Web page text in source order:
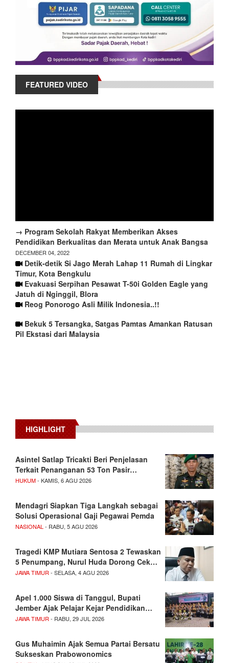
FEATURED VIDEO
→ Program Sekolah Rakyat Memberikan Akses
Pendidikan Berkualitas dan Merata untuk Anak Bangsa
DECEMBER 04, 2022
Detik-detik Si Jago Merah Lahap 11 Rumah di Lingkar
Timur, Kota Bengkulu
Evakuasi Serpihan Pesawat T-50i Golden Eagle yang
Jatuh di Nginggil, Blora
Reog Ponorogo Asli Milik Indonesia..!!
Bekuk 5 Tersangka, Satgas Pamtas Amankan Ratusan
Pil Ekstasi dari Malaysia
HIGHLIGHT
Asintel Satlap Tricakti Beri Penjelasan
Terkait Penanganan 53 Ton Pasir…
HUKUM- KAMIS, 6 AGU 2026
Mendagri Siapkan Tiga Langkah sebagai
Solusi Operasional Gaji Pegawai Pemda
NASIONAL - RABU, 5 AGU 2026
Tragedi KMP Mutiara Sentosa 2 Tewaskan
5 Penumpang, Nurul Huda Dorong Cek…
JAWA TIMUR - SELASA, 4 AGU 2026
Apel 1.000 Siswa di Tanggul, Bupati
Jember Ajak Pelajar Kejar Pendidikan…
JAWA TIMUR - RABU, 29 JUL 2026
Gus Muhaimin Ajak Semua Partai Bersatu
Sukseskan Prabowonomics